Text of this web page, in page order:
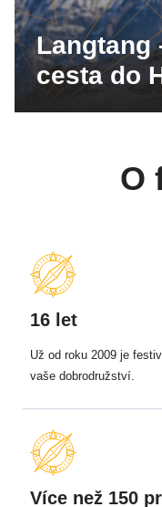
Langtang
cesta do
O
16 let
Už od roku 2009 je
vaše dobrodružství.
Více než 150